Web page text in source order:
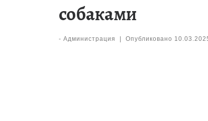
собаками
- Администрация Опубликовано